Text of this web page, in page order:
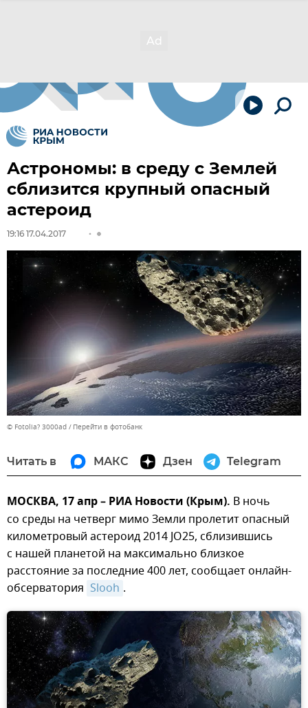
Астрономы: в среду с Землей
сблизится крупный опасный
астероид
19:16 17.04.2017
© Fotolia? 3000ad Перейти в фотобанк
Читать в МАКС Дзен Telegram
МОСКВА, 17 апр – РИА Новости (Крым). В ночь
со среды на четверг мимо Земли пролетит опасный
километровый астероид 2014 JO25, сблизившись
с нашей планетой на максимально близкое
расстояние за последние 400 лет, сообщает онлайн-
обсерватория Slooh .